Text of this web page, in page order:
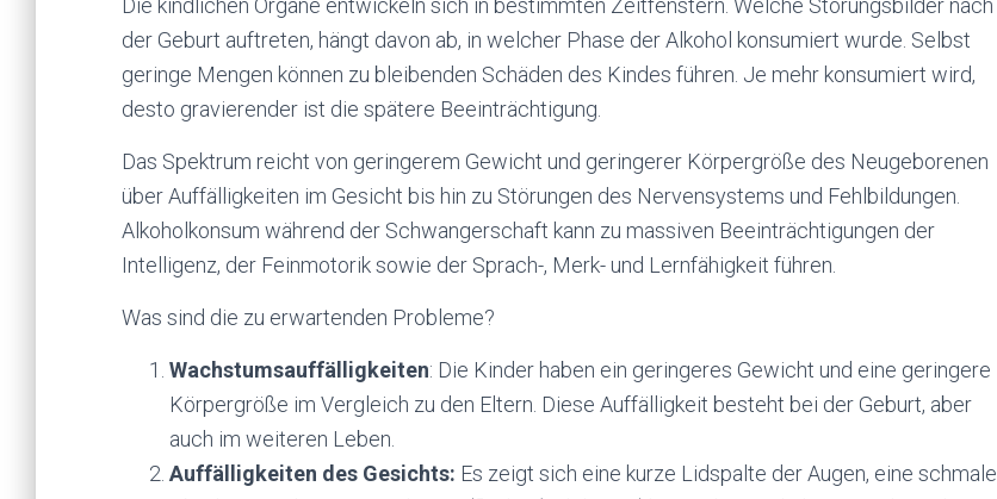
Die kindlichen Organe entwickeln sich in bestimmten Zeitfenstern. Welche Störungsbilder nach
der Geburt auftreten, hängt davon ab, in welcher Phase der Alkohol konsumiert wurde. Selbst
geringe Mengen können zu bleibenden Schäden des Kindes führen. Je mehr konsumiert wird,
desto gravierender ist die spätere Beeinträchtigung.
Das Spektrum reicht von geringerem Gewicht und geringerer Körpergröße des Neugeborenen
über Auffälligkeiten im Gesicht bis hin zu Störungen des Nervensystems und Fehlbildungen.
Alkoholkonsum während der Schwangerschaft kann zu massiven Beeinträchtigungen der
Intelligenz, der Feinmotorik sowie der Sprach-, Merk- und Lernfähigkeit führen.
Was sind die zu erwartenden Probleme?
Wachstumsauffälligkeiten: Die Kinder haben ein geringeres Gewicht und eine geringere
Körpergröße im Vergleich zu den Eltern. Diese Auffälligkeit besteht bei der Geburt, aber
auch im weiteren Leben.
Auffälligkeiten des Gesichts: Es zeigt sich eine kurze Lidspalte der Augen, eine schmale